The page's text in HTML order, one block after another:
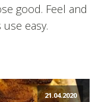
good. Feel and
easy.
21.04.2020